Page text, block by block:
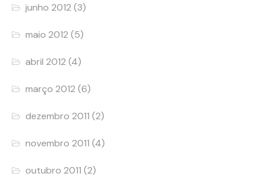
junho 2012 (3)
maio 2012 (5)
abril 2012 (4)
março 2012 (6)
dezembro 2011 (2)
novembro 2011 (4)
outubro 2011 (2)